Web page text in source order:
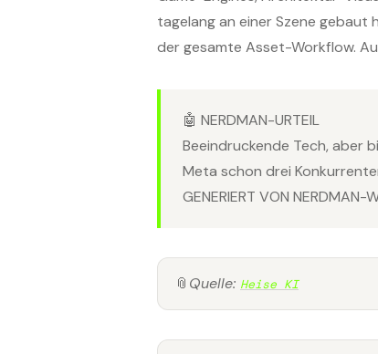
tagelang an einer Szene gebaut
der gesamte Asset-Workflow.
🤖 NERDMAN-URTEIL
Beeindruckende Tech, aber
Meta schon drei
GENERIERT VON
📎 Quelle: Heise KI